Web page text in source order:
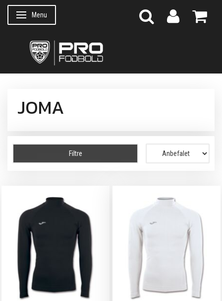
Skifte navigation
Menu
JOMA
Filtre